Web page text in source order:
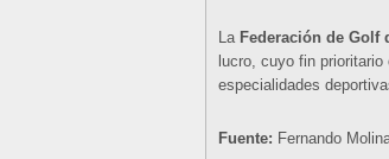
La Federación de Golf
lucro, cuyo fin
especialidades
Fuente: Fernando